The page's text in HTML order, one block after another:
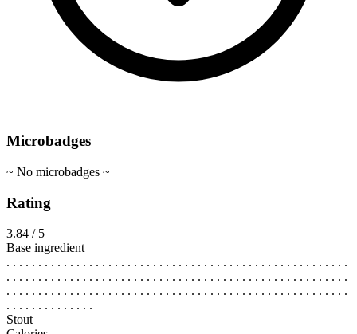
Microbadges
~ No microbadges ~
Rating
3.84 / 5
Base ingredient
. . . . . . . . . . . . . . . . . . . . . . . . . . . . . . . . . . . . . . . . . . . . . . . . . . . . . .
. . . . . . . . . . . . . . . . . . . . . . . . . . . . . . . . . . . . . . . . . . . . . . . . . . . . . .
. . . . . . . . . . . . . . . . . . . . . . . . . . . . . . . . . . . . . . . . . . . . . . . . . . . . . .
. . . . . . . . . . . . . .
Stout